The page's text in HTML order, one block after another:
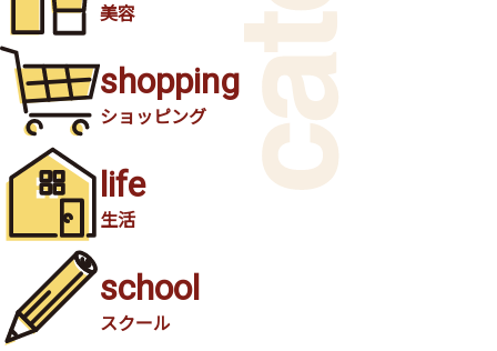
美容
ショッピング
shopping
生活
life
スクール
school